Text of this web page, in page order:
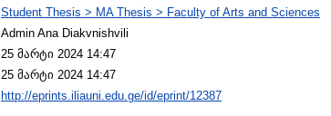
Student Thesis > MA Thesis > Faculty of Arts and Sciences
Admin Ana Diakvnishvili
25 მარტი 2024 14:47
25 მარტი 2024 14:47
http://eprints.iliauni.edu.ge/id/eprint/12387